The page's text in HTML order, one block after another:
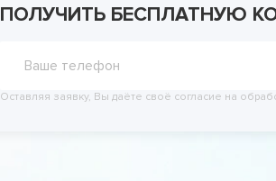
ПОЛУЧИТЬ БЕСПЛАТНУЮ
Оставляя заявку, Вы даёте своё согласие на